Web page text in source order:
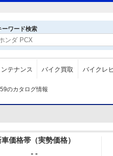
ーワード検索
ンテナンス バイク買取 バイクレ
のカタログ情報
車価格帯（実勢価格）
- -